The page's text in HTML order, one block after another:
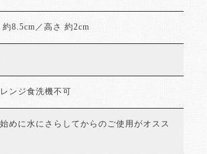
約8.5cm／高さ 約2cm
ンジ食洗機不可
めに水にさらしてからのご使用がオスス